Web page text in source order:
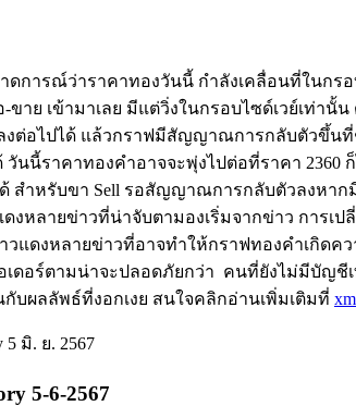
การณ์ว่าราคาทองวันนี้ กำลังเคลื่อนที่ในกรอบ
-ขาย เข้ามาเลย มีแต่วิ่งในกรอบไซด์เวย์เท่
ต่อไปได้ แล้วกราฟมีสัญญาณการกลับตัวขึ้นที่ชั
วันนี้ราคาทองคำอาจจะพุ่งไปต่อที่ราคา
ด้ สำหรับขา Sell รอสัญญาณการกลับตัวลงหา
งหลายข่าวที่น่าจับตามองเริ่มจากข่าว การเป
แดงหลายข่าวที่อาจทำให้กราฟทองคำเกิด
เดอร์ตามน่าจะปลอดภัยกว่า คนที่ยังไม่มีบัญชี
บผลลัพธ์ที่งอกเงย สนใจคลิกอ่านเพิ่มเติมที่
5-6-2567